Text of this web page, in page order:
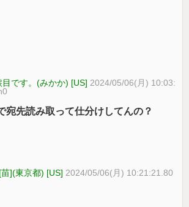
です。(みかか) [US] 2024/05/06(月) 10:03:
先読み取って仕分けしてんの？
](東京都) [US] 2024/05/06(月) 10:21:21.80